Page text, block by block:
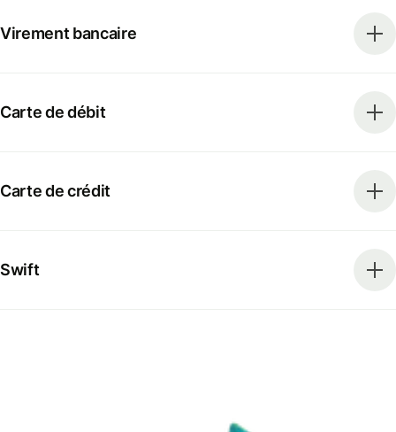
Virement bancaire
Carte de débit
Carte de crédit
Swift